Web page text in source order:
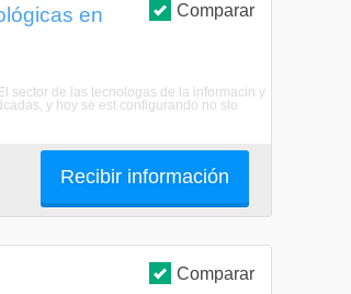
Comparar
en
sector de las tecnologas de la informacin y
y hoy se est configurando no slo
Recibir información
Comparar